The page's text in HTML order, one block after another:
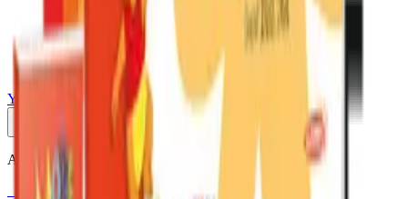
Yayınlar
Akıllı Tahta Uyumlu
Fenomen Okul